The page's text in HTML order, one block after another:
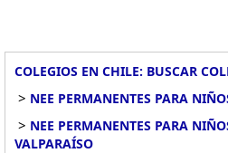
COLEGIOS EN CHILE: BUSCAR
> NEE PERMANENTES PARA
> NEE PERMANENTES PARA
VALPARAÍSO